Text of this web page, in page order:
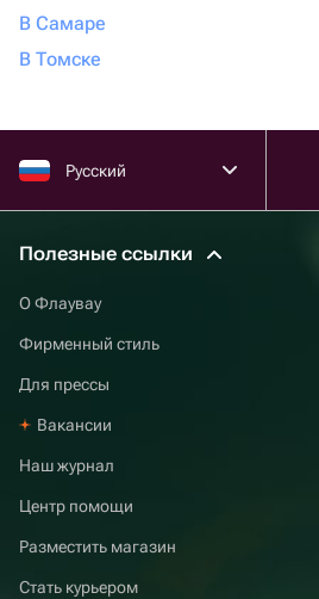
В Самаре
В Томске
Русский
Полезные ссылки
О Флаувау
Фирменный стиль
Для прессы
Вакансии
Наш журнал
Центр помощи
Разместить магазин
Стать курьером